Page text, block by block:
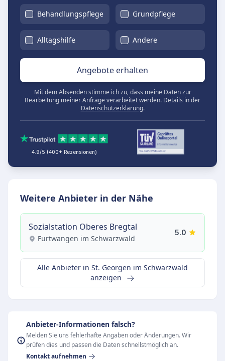
Behandlungspflege
Grundpflege
Alltagshilfe Andere
Angebote erhalten
Mit dem Absenden stimme ich zu, dass meine Daten zur
Bearbeitung meiner Anfrage verarbeitet werden. Details in der
Datenschutzerklärung.
4.9/5 (400+ Rezensionen)
Weitere Anbieter in der Nähe
Sozialstation Oberes Bregtal
Furtwangen im Schwarzwald
5.0
Alle Anbieter in St. Georgen im Schwarzwald
anzeigen
Anbieter-Informationen falsch?
Melden Sie uns fehlerhafte Angaben oder Änderungen. Wir
prüfen dies und passen die Daten schnellstmöglich an.
Kontakt aufnehmen